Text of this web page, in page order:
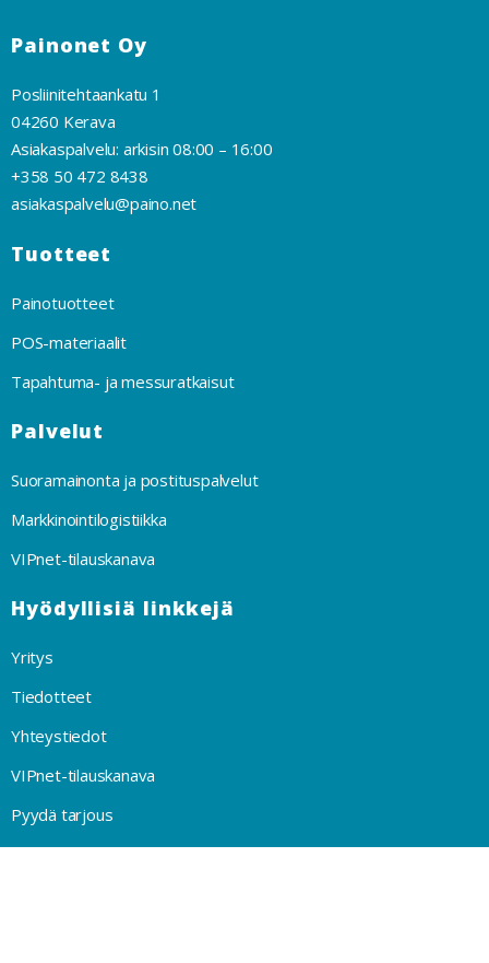
Painonet Oy
Posliinitehtaankatu 1
04260 Kerava
Asiakaspalvelu: arkisin 08:00 – 16:00
+358 50 472 8438
asiakaspalvelu@paino.net
Tuotteet
Painotuotteet
POS-materiaalit
Tapahtuma- ja messuratkaisut
Palvelut
Suoramainonta ja postituspalvelut
Markkinointilogistiikka
VIPnet-tilauskanava
Hyödyllisiä linkkejä
Yritys
Tiedotteet
Yhteystiedot
VIPnet-tilauskanava
Pyydä tarjous
Privacy Policy